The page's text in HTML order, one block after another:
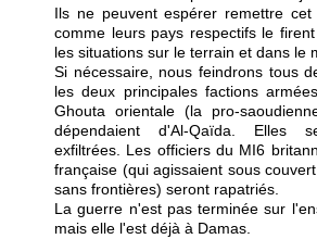
Ils ne peuvent espérer remettre cet
comme leurs pays respectifs le
les situations sur le terrain et dans le
Si nécessaire, nous feindrons tous
les deux principales factions
Ghouta orientale (la pro-
dépendaient d'Al-Qaïda. Elles
exfiltrées. Les officiers du MI6
française (qui agissaient sous
sans frontières) seront rapatriés.
La guerre n'est pas terminée sur
mais elle l'est déjà à Damas.